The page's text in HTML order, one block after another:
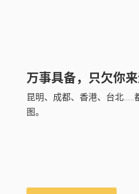
万事具备，只欠你
昆明、成都、香港、台北……
图。